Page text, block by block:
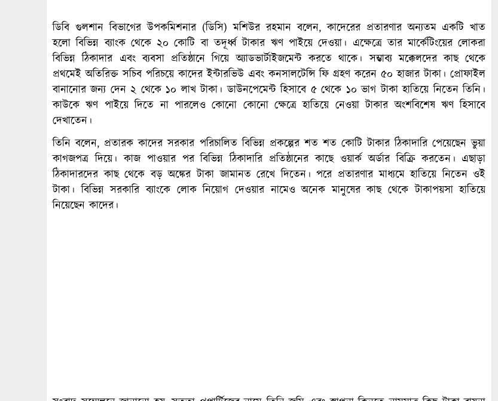
ডিবি গুলশান বিভাগের উপকমিশনার (ডিসি) মশিউর রহমান বলেন, কাদেরের প্রতারণার অন্যতম একটি খাত
হলো বিভিন্ন ব্যাংক থেকে ২০ কোটি বা তদূর্ধ্ব টাকার ঋণ পাইয়ে দেওয়া। এক্ষেত্রে তার মার্কেটিংয়ের লোকরা
বিভিন্ন ঠিকাদার এবং ব্যবসা প্রতিষ্ঠানে গিয়ে অ্যাডভার্টাইজমেন্ট করতে থাকে। সম্ভাব্য মক্কেলদের কাছ থেকে
প্রথমেই অতিরিক্ত সচিব পরিচয়ে কাদের ইন্টারভিউ এবং কনসালটেন্সি ফি গ্রহণ করেন ৫০ হাজার টাকা। প্রোফাইল
বানানোর জন্য দেন ২ থেকে ১০ লাখ টাকা। ডাউনপেমেন্ট হিসাবে ৫ থেকে ১০ ভাগ টাকা হাতিয়ে নিতেন তিনি।
কাউকে ঋণ পাইয়ে দিতে না পারলেও কোনো কোনো ক্ষেত্রে হাতিয়ে নেওয়া টাকার অংশবিশেষ ঋণ হিসাবে
দেখাতেন।
তিনি বলেন, প্রতারক কাদের সরকার পরিচালিত বিভিন্ন প্রকল্পের শত শত কোটি টাকার ঠিকাদারি পেয়েছেন ভুয়া
কাগজপত্র দিয়ে। কাজ পাওয়ার পর বিভিন্ন ঠিকাদারি প্রতিষ্ঠানের কাছে ওয়ার্ক অর্ডার বিক্রি করতেন। এছাড়া
ঠিকাদারদের কাছ থেকে বড় অঙ্কের টাকা জামানত রেখে দিতেন। পরে প্রতারণার মাধ্যমে হাতিয়ে নিতেন ওই
টাকা। বিভিন্ন সরকারি ব্যাংকে লোক নিয়োগ দেওয়ার নামেও অনেক মানুষের কাছ থেকে টাকাপয়সা হাতিয়ে
নিয়েছেন কাদের।